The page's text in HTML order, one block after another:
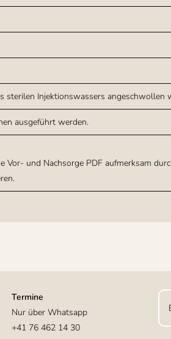
sterilen Injektionswassers angeschwollen
ausgeführt werden.
und Nachsorge PDF aufmerksam
Termine
Nur über Whatsapp
+41 76 462 14 30